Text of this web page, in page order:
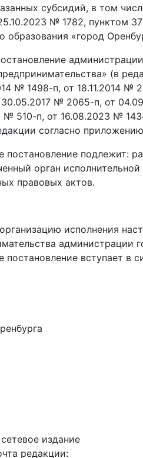
субсидий, в том
№ 1782, пунктом
образования «город
(в
№ 1498-п, от 18.11.2014
30.05.2017 № 2065-п, от
№ 510-п, от 16.08.2023 №
согласно
постановление подлежит:
орган
правовых актов.
исполнения
администрации
постановление вступает в
издание
редакции: